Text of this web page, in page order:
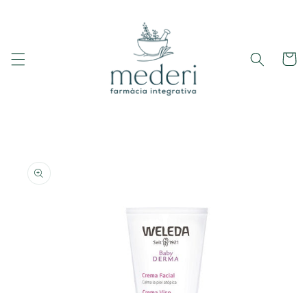
Carrito
a la
información